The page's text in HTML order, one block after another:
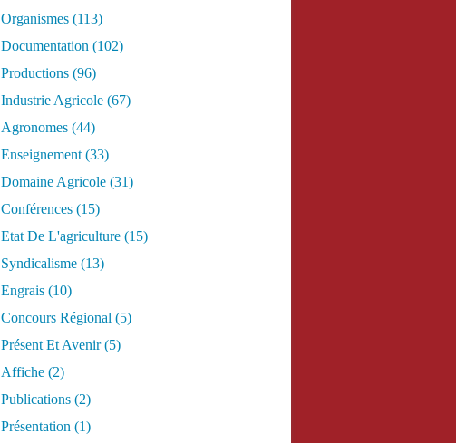
Organismes (113)
Documentation (102)
Productions (96)
Industrie Agricole (67)
Agronomes (44)
Enseignement (33)
Domaine Agricole (31)
Conférences (15)
Etat De L'agriculture (15)
Syndicalisme (13)
Engrais (10)
Concours Régional (5)
Présent Et Avenir(5)
Affiche (2)
Publications (2)
Présentation (1)